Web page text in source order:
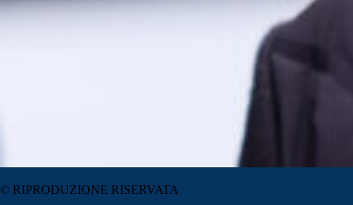
© RIPRODUZIONE RISERVATA